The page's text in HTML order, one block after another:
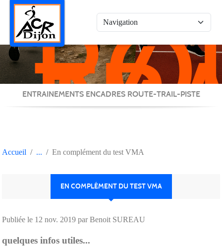
/
/
ENTRAINEMENTS ENCADRES ROUTE-TRAIL-PISTE
Accueil En complément du test VMA
EN COMPLÉMENT DU TEST VMA
Publiée le 12 nov. 2019 par Benoit SUREAU
quelques infos utiles...
Panneau de gestion des cookies